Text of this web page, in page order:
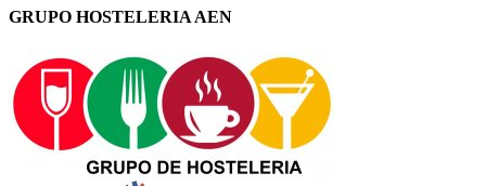
GRUPO HOSTELERIA AEN